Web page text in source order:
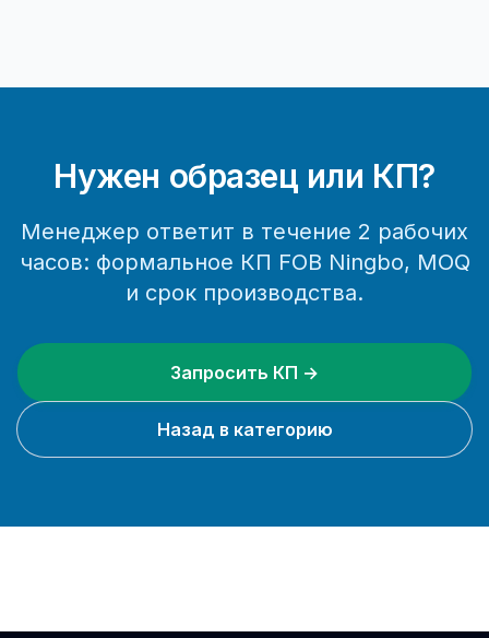
Нужен образец или КП?
Менеджер ответит в течение 2 рабочих
часов: формальное КП FOB Ningbo, MOQ
и срок производства.
Запросить КП →
Назад в категорию